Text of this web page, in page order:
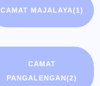
CAMAT MAJALAYA(1)
CAMAT
PANGALENGAN(2)